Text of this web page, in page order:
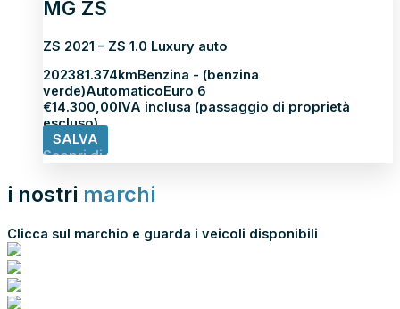
MG ZS
ZS 2021 – ZS 1.0 Luxury auto
202381.374kmBenzina - (benzina
verde)AutomaticoEuro 6
€14.300,00IVA inclusa (passaggio di proprietà
escluso)
SALVA
Scopri di più
i nostri marchi
Clicca sul marchio e guarda i veicoli disponibili